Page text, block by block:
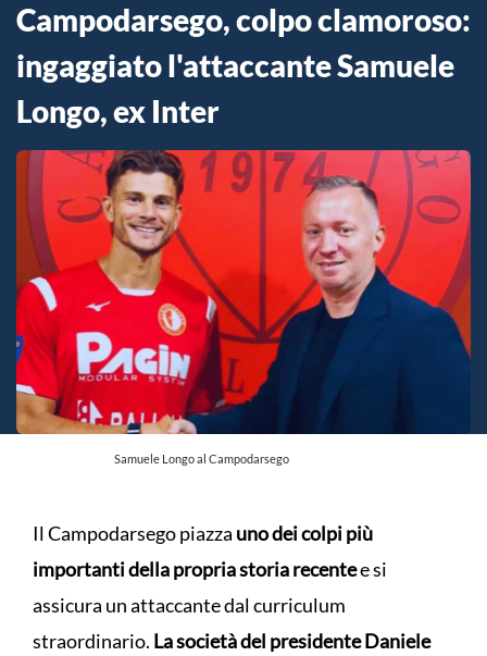
Campodarsego, colpo clamoroso:
ingaggiato l'attaccante Samuele
Longo, ex Inter
Samuele Longo al Campodarsego
Il Campodarsego piazza uno dei colpi più
importanti della propria storia recentee si
assicura un attaccante dal curriculum
straordinario. La società del presidente Daniele